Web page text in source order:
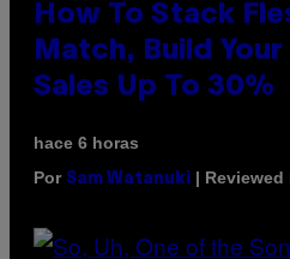
How To Stack
Match, Build
Sales Up To 30%
hace 6 horas
Por Sam Watanuki | Reviewed